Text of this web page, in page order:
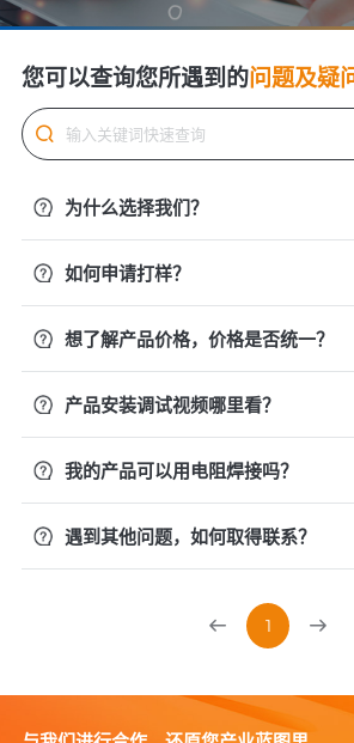
您可以查询您所遇到的问题及疑
为什么选择我们？
如何申请打样？
想了解产品价格，价格是否统一？
产品安装调试视频哪里看？
我的产品可以用电阻焊接吗？
遇到其他问题，如何取得联系？
1